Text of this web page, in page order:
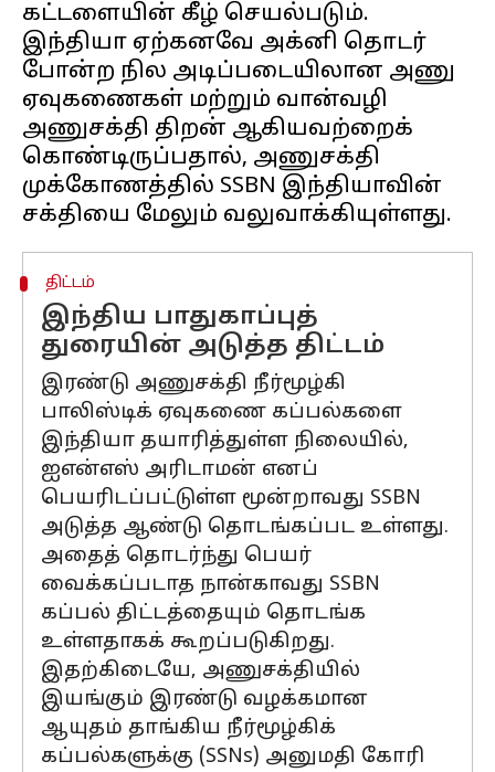
கட்டளையின் கீழ் செயல்படும்.
இந்தியா ஏற்கனவே அக்னி தொடர்
போன்ற நில அடிப்படையிலான அணு
ஏவுகணைகள் மற்றும் வான்வழி
அணுசக்தி திறன் ஆகியவற்றைக்
கொண்டிருப்பதால், அணுசக்தி
முக்கோணத்தில் SSBN இந்தியாவின்
திட்டம்
இந்திய பாதுகாப்புத்
துரையின் அடுத்த திட்டம்
இரண்டு அணுசக்தி நீர்மூழ்கி
பாலிஸ்டிக் ஏவுகணை கப்பல்களை
இந்தியா தயாரித்துள்ள நிலையில்,
ஐஎன்எஸ் அரிடாமன் எனப்
பெயரிடப்பட்டுள்ள மூன்றாவது SSBN
அடுத்த ஆண்டு தொடங்கப்பட உள்ளது.
அதைத் தொடர்ந்து பெயர்
வைக்கப்படாத நான்காவது SSBN
கப்பல் திட்டத்தையும் தொடங்க
உள்ளதாகக் கூறப்படுகிறது.
இதற்கிடையே, அணுசக்தியில்
இயங்கும் இரண்டு வழக்கமான
ஆயுதம் தாங்கிய நீர்மூழ்கிக்
கப்பல்களுக்கு (SSNs) அனுமதி கோரி